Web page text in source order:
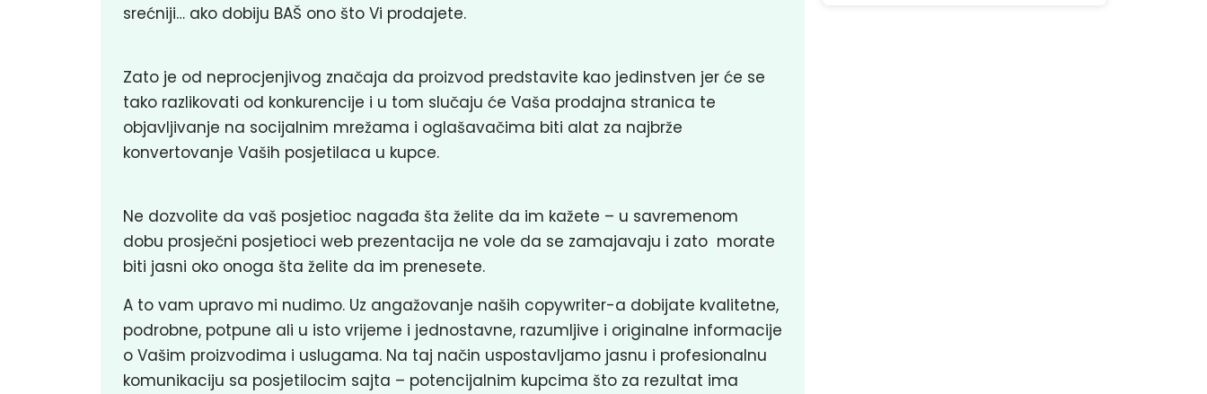
srećniji… ako dobiju BAŠ ono što Vi prodajete.
Zato je od neprocjenjivog značaja da proizvod predstavite kao jedinstven jer će se
tako razlikovati od konkurencije i u tom slučaju će Vaša prodajna stranica te
objavljivanje na socijalnim mrežama i oglašavačima biti alat za najbrže
konvertovanje Vaših posjetilaca u kupce.
Ne dozvolite da vaš posjetioc nagađa šta želite da im kažete – u savremenom
dobu prosječni posjetioci web prezentacija ne vole da se zamajavaju i zato morate
biti jasni oko onoga šta želite da im prenesete.
A to vam upravo mi nudimo. Uz angažovanje naših copywriter-a dobijate kvalitetne,
podrobne, potpune ali u isto vrijeme i jednostavne, razumljive i originalne informacije
o Vašim proizvodima i uslugama. Na taj način uspostavljamo jasnu i profesionalnu
komunikaciju sa posjetilocim sajta – potencijalnim kupcima što za rezultat ima